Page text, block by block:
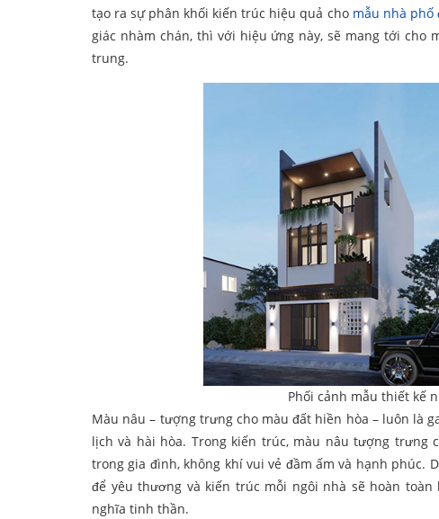
tạo ra sự phân khối kiến trúc hiệu quả cho mẫu nhà phố
giác nhàm chán, thì với hiệu ứng này, sẽ mang tới cho
trung.
Phối cảnh mẫu thiết kế
Màu nâu – tượng trưng cho màu đất hiền hòa – luôn là
lịch và hài hòa. Trong kiến trúc, màu nâu tượng trưng
trong gia đình, không khí vui vẻ đầm ấm và hạnh phúc.
để yêu thương và kiến trúc mỗi ngôi nhà sẽ hoàn
nghĩa tinh thần.